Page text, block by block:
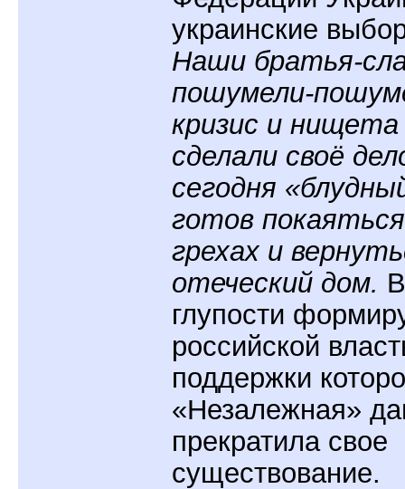
украинские
Наши братья-
пошумели-
кризис и нищета
сделали своё
сегодня
готов
грехах и
отеческий дом.
глупости
российской
поддержки
«Незалежная»
прекратила свое
существование.